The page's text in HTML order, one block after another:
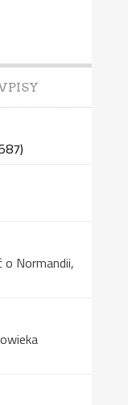
o Normandii,